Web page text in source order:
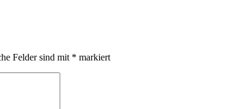
Felder sind mit * markiert